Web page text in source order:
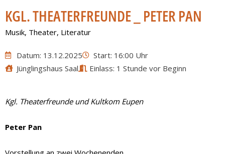
KGL. THEATERFREUNDE _ PETER PAN
Musik, Theater, Literatur
Datum: 13.12.2025
Start: 16:00 Uhr
Jünglingshaus Saal
Einlass: 1 Stunde vor Beginn
Kgl. Theaterfreunde und Kultkom Eupen
Peter Pan